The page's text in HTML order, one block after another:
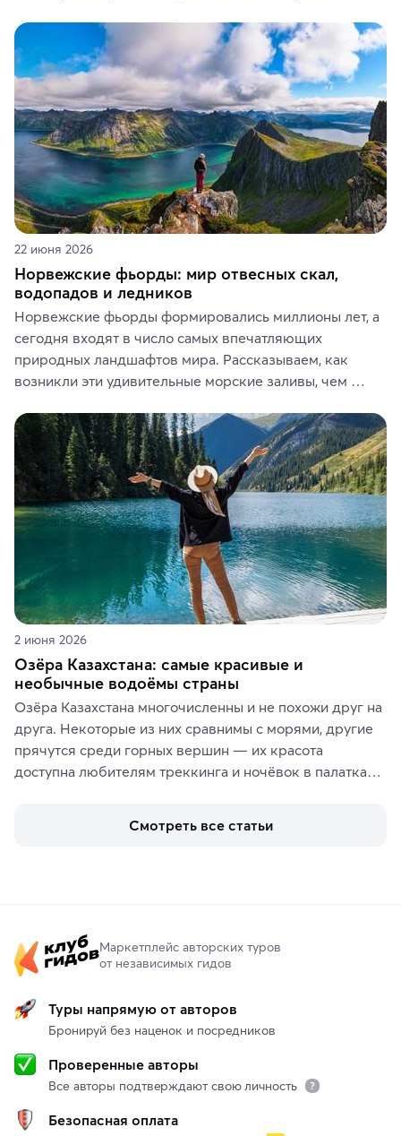
керамики и изделий из кожи на турецких рынках и в
аутентичных лавках — в подарок близким или себе на
память о путешествии.
22 июня 2026
Норвежские фьорды: мир отвесных скал,
водопадов и ледников
Норвежские фьорды формировались миллионы лет, а
сегодня входят в число самых впечатляющих
природных ландшафтов мира. Рассказываем, как
возникли эти удивительные морские заливы, чем
живописные смотровые площадки и какие точки
включить в маршрут по Норвегии.
2 июня 2026
Озёра Казахстана: самые красивые и
необычные водоёмы страны
Озёра Казахстана многочисленны и не похожи друг на
друга. Некоторые из них сравнимы с морями, другие
прячутся среди горных вершин — их красота
доступна любителям треккинга и ночёвок в палатках.
Смотреть все статьи
Маркетплейс авторских туров
от независимых гидов
Туры напрямую от авторов
Бронируй без наценок и посредников
Проверенные авторы
Все авторы подтверждают свою личность
Безопасная оплата